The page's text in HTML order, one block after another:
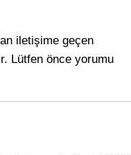
iletişime geçen
Lütfen önce yorumu